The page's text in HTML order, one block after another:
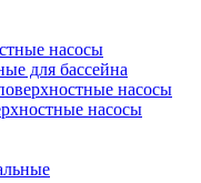
насосы
для бассейна
насосы
насосы